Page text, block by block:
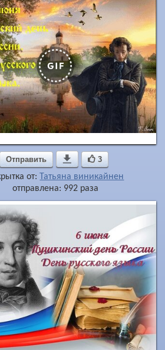
Отправить  3
от:
Татьяна виникайнен
отправлена: 992 раза